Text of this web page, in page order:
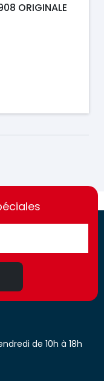
ORIGINALE
de 10h à 18h